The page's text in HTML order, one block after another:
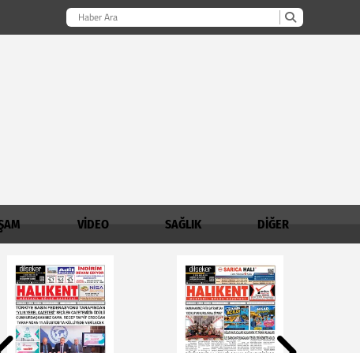
VİDEO SAĞLIK DİĞER